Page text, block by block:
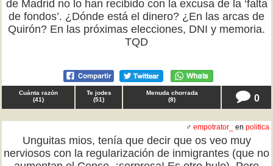
de Madrid no lo han recibido con la excusa de la ‘falta
de fondos’. ¿Dónde está el dinero? ¿En las arcas de
Quirón? En las próximas elecciones, DNI y memoria.
TQD
Cuánta razón
(41)
Te jodes
(51)
Menuda chorrada
(8) 0
♂ empotrator_ en politica
Unguitas mios, tenía que decir que os veo muy
nerviosos con la regularización de inmigrantes (que no